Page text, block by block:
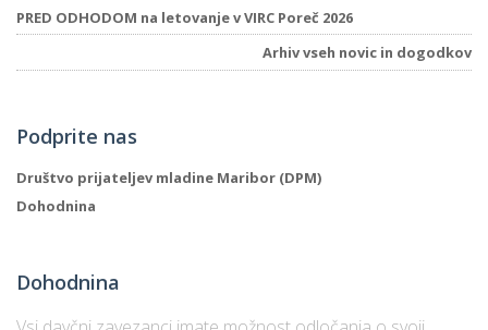
PRED ODHODOM na letovanje v VIRC Poreč 2026
Arhiv vseh novic in dogodkov
Podprite nas
Društvo prijateljev mladine Maribor (DPM)
Dohodnina
Dohodnina